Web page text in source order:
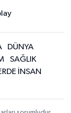
DÜNYA
SAĞLIK
İNSAN